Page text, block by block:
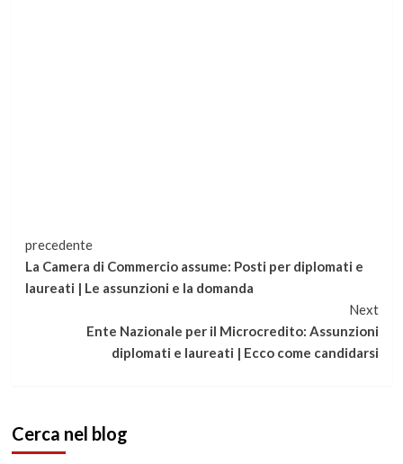
Continua
a
leggere
precedente
La Camera di Commercio assume: Posti per diplomati e
laureati | Le assunzioni e la domanda
Next
Ente Nazionale per il Microcredito: Assunzioni
diplomati e laureati | Ecco come candidarsi
Cerca nel blog